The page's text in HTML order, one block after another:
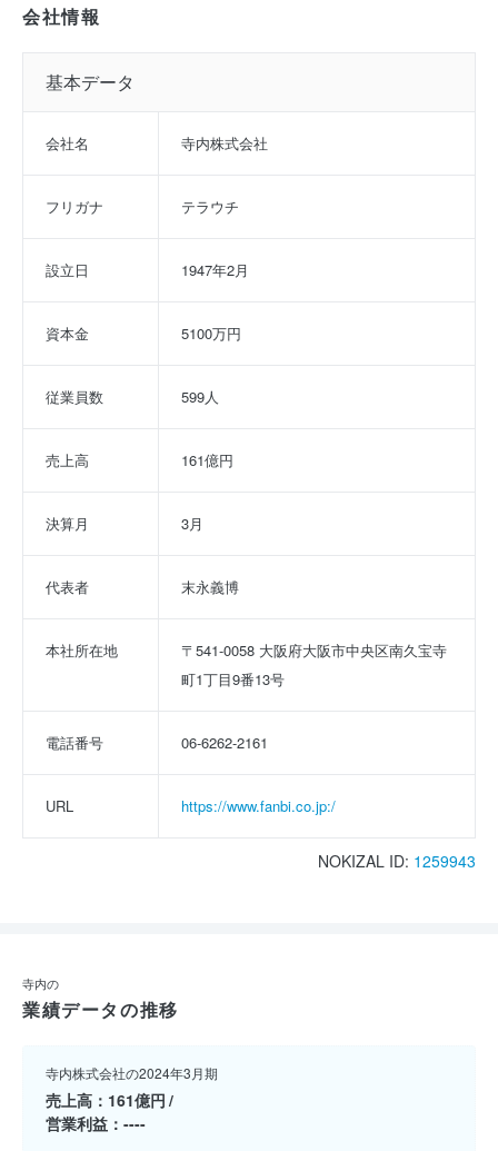
会社情報
基本データ
会社名 寺内株式会社
フリガナ テラウチ
設立日 1947年2月
資本金 5100万円
従業員数 599人
売上高 161億円
決算月 3月
代表者 末永義博
本社所在地
〒541-0058 大阪府大阪市中央区南久宝寺
町1丁目9番13号
電話番号 06-6262-2161
URL https://www.fanbi.co.jp:/
NOKIZAL ID: 1259943
寺内の
業績データの推移
寺内株式会社の2024年3月期
売上高
161億円
営業利益
----